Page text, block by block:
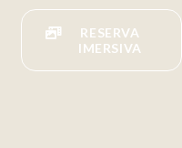
RESERVA
IMERSIVA